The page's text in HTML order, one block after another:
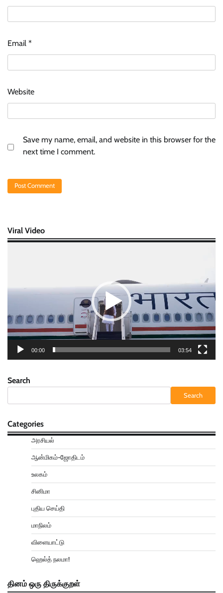
Email *
Website
Save my name, email, and website in this browser for the
next time I comment.
Viral Video
00:00 03:54
Search
Search
Categories
அரசியல்
ஆன்மிகம்-ஜோதிடம்
உலகம்
சினிமா
புதிய செய்தி
மாநிலம்
விளையாட்டு
ஹெல்த் நலமா!
தினம் ஒரு திருக்குறள்